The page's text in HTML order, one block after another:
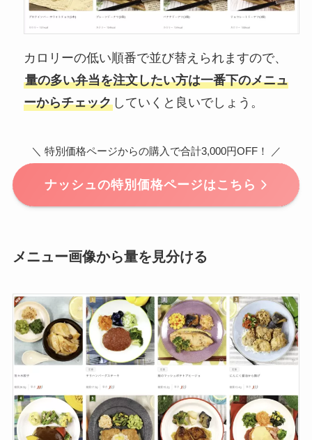
カロリーの低い順番で並び替えられますので、
量の多い弁当を注文したい方は一番下のメニュ
ーからチェックしていくと良いでしょう。
＼ 特別価格ページからの購入で合計3,000円OFF！ ／
ナッシュの特別価格ページはこちら
メニュー画像から量を見分ける